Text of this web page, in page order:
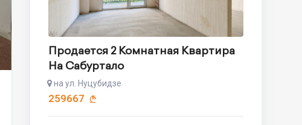
Продается 2 Комнатная Квартира
На Сабуртало
на ул. Нуцубидзе
259667